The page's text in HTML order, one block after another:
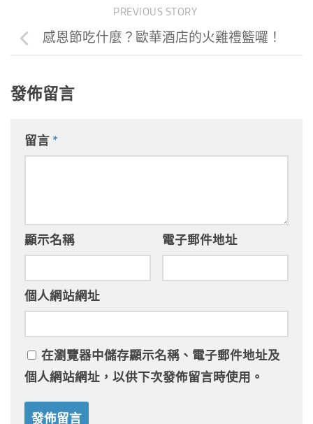
PREVIOUS STORY
感恩節吃什麼？歐華酒店的火雞禮籃囉！
發佈留言
留言 *
顯示名稱 電子郵件地址
個人網站網址
在瀏覽器中儲存顯示名稱、電子郵件地址及
個人網站網址，以供下次發佈留言時使用。